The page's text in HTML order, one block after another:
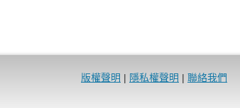
版權聲明 | 隱私權聲明 | 聯絡我們